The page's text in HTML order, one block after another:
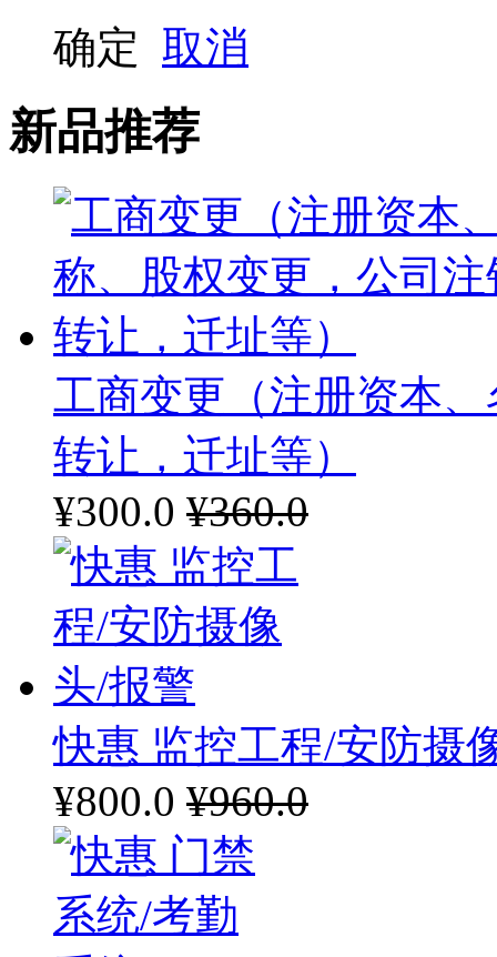
确定 取消
新品推荐
工商变更（注册资本
转让，迁址等）
¥300.0 ¥360.0
快惠 监控工程/安防摄
¥800.0 ¥960.0